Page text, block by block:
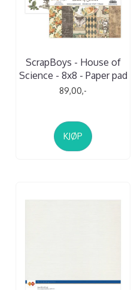
ScrapBoys - House of
Science - 8x8 - Paper pad
89,00,-
KJØP